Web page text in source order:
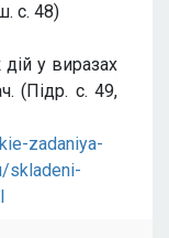
с. 48)
дій у виразах
(Підр. с. 49,
zadaniya-
skladeni-